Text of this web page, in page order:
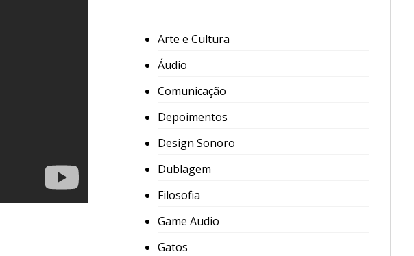
Arte e Cultura
Áudio
Comunicação
Depoimentos
Design Sonoro
Dublagem
Filosofia
Game Audio
Gatos